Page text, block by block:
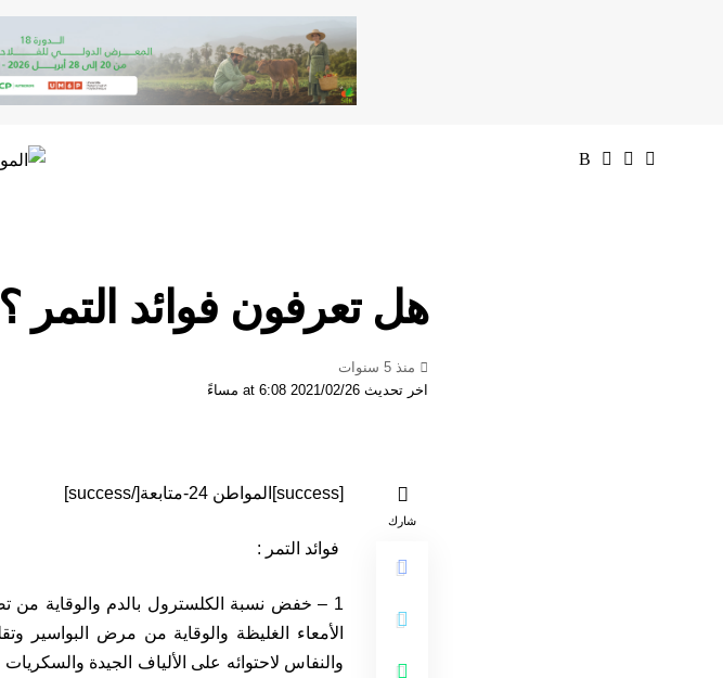
هل تعرفون فوائد التمر ؟
اخر تحديث 2021/02/26 at 6:08 مساءً
منذ 5 سنوات
شارك
[success]المواطن 24-متابعة[/success]
فوائد التمر :
الأمعاء الغليظة والوقاية من مرض البواسير